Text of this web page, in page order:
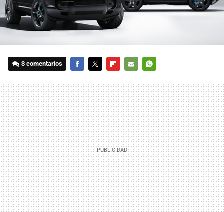
3 comentarios
MAIL